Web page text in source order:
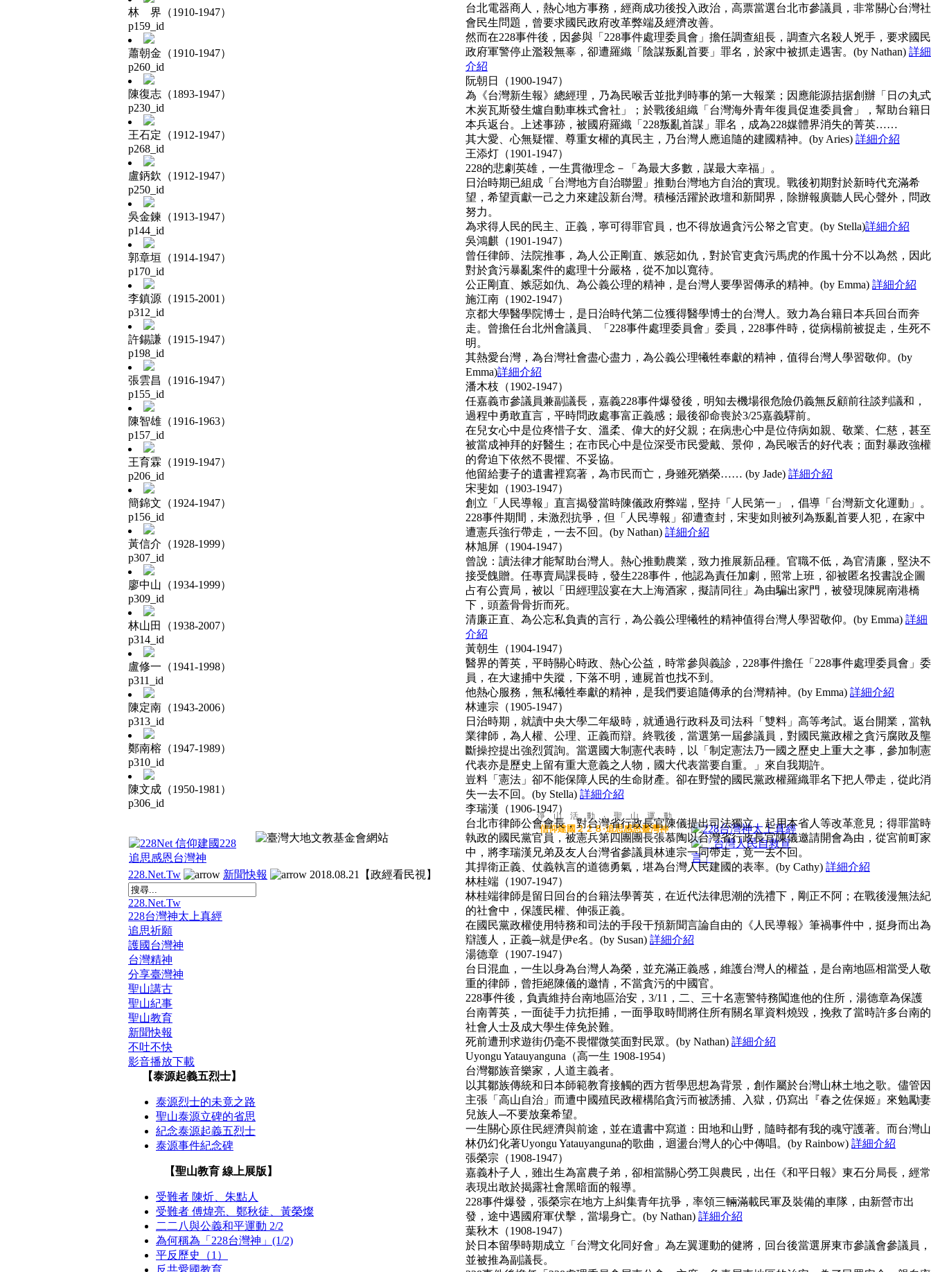
台北電器商人，熱心地方事務，經商成功後投入政治，高票當選台北市參議員，非常關心台灣社
會民生問題，曾要求國民政府改革弊端及經濟改善。
然而在228事件後，因參與「228事件處理委員會」擔任調查組長，調查六名殺人兇手，要求國民
政府軍警停止濫殺無辜，卻遭羅織「陰謀叛亂首要」罪名，於家中被抓走遇害。(by Nathan) 詳細
介紹
阮朝日（1900-1947）
為《台灣新生報》總經理，乃為民喉舌並批判時事的第一大報業；因應能源拮据創辦「日の丸式
木炭瓦斯發生爐自動車株式會社」；於戰後組織「台灣海外青年復員促進委員會」，幫助台籍日
本兵返台。上述事跡，被國府羅織「228叛亂首謀」罪名，成為228媒體界消失的菁英……
其大愛、心無疑懼、尊重女權的真民主，乃台灣人應追隨的建國精神。(by Aries) 詳細介紹
王添灯（1901-1947）
228的悲劇英雄，一生貫徹理念－「為最大多數，謀最大幸福」。
日治時期已組成「台灣地方自治聯盟」推動台灣地方自治的實現。戰後初期對於新時代充滿希
望，希望貢獻一己之力來建設新台灣。積極活躍於政壇和新聞界，除辦報廣聽人民心聲外，問政
努力。
為求得人民的民主、正義，寧可得罪官員，也不得放過貪污公帑之官吏。(by Stella)詳細介紹
吳鴻麒（1901-1947）
曾任律師、法院推事，為人公正剛直、嫉惡如仇，對於官吏貪污馬虎的作風十分不以為然，因此
對於貪污暴亂案件的處理十分嚴格，從不加以寬待。
公正剛直、嫉惡如仇、為公義公理的精神，是台灣人要學習傳承的精神。(by Emma) 詳細介紹
施江南（1902-1947）
京都大學醫學院博士，是日治時代第二位獲得醫學博士的台灣人。致力為台籍日本兵回台而奔
走。曾擔任台北州會議員、「228事件處理委員會」委員，228事件時，從病榻前被捉走，生死不
明。
其熱愛台灣，為台灣社會盡心盡力，為公義公理犧牲奉獻的精神，值得台灣人學習敬仰。(by
Emma)詳細介紹
潘木枝（1902-1947）
任嘉義市參議員兼副議長，嘉義228事件爆發後，明知去機場很危險仍義無反顧前往談判議和，
過程中勇敢直言，平時問政處事富正義感；最後卻命喪於3/25嘉義驛前。
在兒女心中是位疼惜子女、溫柔、偉大的好父親；在病患心中是位侍病如親、敬業、仁慈，甚至
被當成神拜的好醫生；在市民心中是位深受市民愛戴、景仰，為民喉舌的好代表；面對暴政強權
的脅迫下依然不畏懼、不妥協。
他留給妻子的遺書裡寫著，為市民而亡，身雖死猶榮…… (by Jade) 詳細介紹
宋斐如（1903-1947）
創立「人民導報」直言揭發當時陳儀政府弊端，堅持「人民第一」，倡導「台灣新文化運動」。
228事件期間，未激烈抗爭，但「人民導報」卻遭查封，宋斐如則被列為叛亂首要人犯，在家中
遭憲兵強行帶走，一去不回。(by Nathan) 詳細介紹
林旭屏（1904-1947）
曾說：讀法律才能幫助台灣人。熱心推動農業，致力推展新品種。官職不低，為官清廉，堅決不
接受餽贈。任專賣局課長時，發生228事件，他認為責任加劇，照常上班，卻被匿名投書說企圖
占有公賣局，被以「田經理設宴在大上海酒家，擬請同往」為由騙出家門，被發現陳屍南港橋
下，頭蓋骨骨折而死。
清廉正直、為公忘私負責的言行，為公義公理犧牲的精神值得台灣人學習敬仰。(by Emma) 詳細
介紹
黃朝生（1904-1947）
醫界的菁英，平時關心時政、熱心公益，時常參與義診，228事件擔任「228事件處理委員會」委
員，在大逮捕中失蹤，下落不明，連屍首也找不到。
他熱心服務，無私犧牲奉獻的精神，是我們要追隨傳承的台灣精神。(by Emma) 詳細介紹
林連宗（1905-1947）
日治時期，就讀中央大學二年級時，就通過行政科及司法科「雙料」高等考試。返台開業，當執
業律師，為人權、公理、正義而辯。終戰後，當選第一屆參議員，對國民黨政權之貪污腐敗及壟
斷操控提出強烈質詢。當選國大制憲代表時，以「制定憲法乃一國之歷史上重大之事，參加制憲
代表亦是歷史上留有重大意義之人物，國大代表當要自重。」來自我期許。
豈料「憲法」卻不能保障人民的生命財產。卻在野蠻的國民黨政權羅織罪名下把人帶走，從此消
失一去不回。(by Stella) 詳細介紹
李瑞漢（1906-1947）
台北市律師公會會長，對台灣省行政長官陳儀提出司法獨立、起用本省人等改革意見；得罪當時
執政的國民黨官員，被憲兵第四團團長張慕陶以台灣省行政長官陳儀邀請開會為由，從宮前町家
中，將李瑞漢兄弟及友人台灣省參議員林連宗一同帶走，竟一去不回。
其捍衛正義、仗義執言的道德勇氣，堪為台灣人民建國的表率。(by Cathy) 詳細介紹
林桂端（1907-1947）
林桂端律師是留日回台的台籍法學菁英，在近代法律思潮的洗禮下，剛正不阿；在戰後漫無法紀
的社會中，保護民權、伸張正義。
在國民黨政權使用特務和司法的手段干預新聞言論自由的《人民導報》筆禍事件中，挺身而出為
辯護人，正義─就是伊e名。(by Susan) 詳細介紹
湯德章（1907-1947）
台日混血，一生以身為台灣人為榮，並充滿正義感，維護台灣人的權益，是台南地區相當受人敬
重的律師，曾拒絕陳儀的邀情，不當貪污的中國官。
228事件後，負責維持台南地區治安，3/11，二、三十名憲警特務闖進他的住所，湯德章為保護
台南菁英，一面徒手力抗拒捕，一面爭取時間將住所有關名單資料燒毀，挽救了當時許多台南的
社會人士及成大學生倖免於難。
死前遭刑求遊街仍毫不畏懼微笑面對民眾。(by Nathan) 詳細介紹
Uyongu Yatauyanguna（高一生 1908-1954）
台灣鄒族音樂家，人道主義者。
以其鄒族傳統和日本師範教育接觸的西方哲學思想為背景，創作屬於台灣山林土地之歌。儘管因
主張「高山自治」而遭中國殖民政權構陷貪污而被誘捕、入獄，仍寫出『春之佐保姬』來勉勵妻
兒族人─不要放棄希望。
一生關心原住民經濟與前途，並在遺書中寫道：田地和山野，隨時都有我的魂守護著。而台灣山
林仍幻化著Uyongu Yatauyanguna的歌曲，迴盪台灣人的心中傳唱。(by Rainbow) 詳細介紹
張榮宗（1908-1947）
嘉義朴子人，雖出生為富農子弟，卻相當關心勞工與農民，出任《和平日報》東石分局長，經常
表現出敢於揭露社會黑暗面的報導。
228事件爆發，張榮宗在地方上糾集青年抗爭，率領三輛滿載民軍及裝備的車隊，由新營市出
發，途中遇國府軍伏擊，當場身亡。(by Nathan) 詳細介紹
葉秋木（1908-1947）
於日本留學時期成立「台灣文化同好會」為左翼運動的健將，回台後當選屏東市參議會參議員，
並被推為副議長。
林 界（1910-1947）
p159_id
蕭朝金（1910-1947）
p260_id
陳復志（1893-1947）
p230_id
王石定（1912-1947）
p268_id
盧鈵欽（1912-1947）
p250_id
吳金鍊（1913-1947）
p144_id
郭章垣（1914-1947）
p170_id
李鎮源（1915-2001）
p312_id
許錫謙（1915-1947）
p198_id
張雲昌（1916-1947）
p155_id
陳智雄（1916-1963）
p157_id
王育霖（1919-1947）
p206_id
簡錦文（1924-1947）
p156_id
黃信介（1928-1999）
p307_id
廖中山（1934-1999）
p309_id
林山田（1938-2007）
p314_id
盧修一（1941-1998）
p311_id
陳定南（1943-2006）
p313_id
鄭南榕（1947-1989）
p310_id
陳文成（1950-1981）
p306_id
淨 山 活 動 ‧ 聖 山 運 動
信仰建國２２８‧追思感恩臺灣神
228.Net.Tw 新聞快報 2018.08.21【政經看民視】
228.Net.Tw
228台灣神太上真經
追思祈願
護國台灣神
台灣精神
分享臺灣神
聖山講古
聖山紀事
聖山教育
新聞快報
不吐不快
影音播放下載
【泰源起義五烈士】
泰源烈士的未竟之路
聖山泰源立碑的省思
紀念泰源起義五烈士
泰源事件紀念碑
【聖山教育 線上展版】
受難者 陳炘、朱點人
受難者 傅煒亮、鄭秋徒、黃榮燦
二二八與公義和平運動 2/2
為何稱為「228台灣神」(1/2)
平反歷史（1）
反共愛國教育